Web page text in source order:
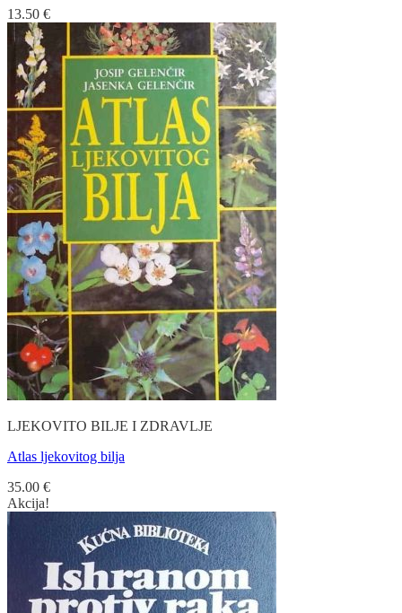
13.50 €
LJEKOVITO BILJE I ZDRAVLJE
Atlas ljekovitog bilja
35.00 €
Akcija!